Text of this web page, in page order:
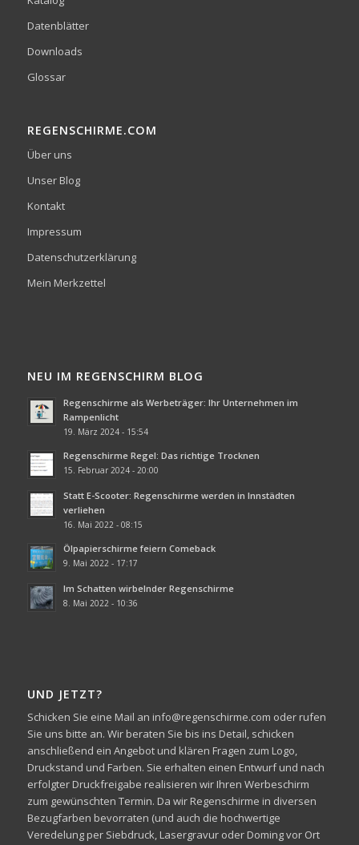
Datenblätter
Downloads
Glossar
REGENSCHIRME.COM
Über uns
Unser Blog
Kontakt
Impressum
Datenschutzerklärung
Mein Merkzettel
NEU IM REGENSCHIRM BLOG
Regenschirme als Werbeträger: Ihr Unternehmen im
Rampenlicht
19. März 2024 - 15:54
Regenschirme Regel: Das richtige Trocknen
15. Februar 2024 - 20:00
Statt E-Scooter: Regenschirme werden in Innstädten
verliehen
16. Mai 2022 - 08:15
Ölpapierschirme feiern Comeback
9. Mai 2022 - 17:17
Im Schatten wirbelnder Regenschirme
8. Mai 2022 - 10:36
UND JETZT?
Schicken Sie eine Mail an info@regenschirme.com oder rufen
Sie uns bitte an. Wir beraten Sie bis ins Detail, schicken
anschließend ein Angebot und klären Fragen zum Logo,
Druckstand und Farben. Sie erhalten einen Entwurf und nach
erfolgter Druckfreigabe realisieren wir Ihren Werbeschirm
zum gewünschten Termin. Da wir Regenschirme in diversen
Bezugfarben bevorraten (und auch die hochwertige
Veredelung per Siebdruck, Lasergravur oder Doming vor Ort